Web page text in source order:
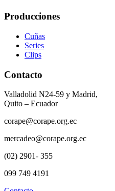
Producciones
Cuñas
Series
Clips
Contacto
Valladolid N24-59 y Madrid,
Quito – Ecuador
corape@corape.org.ec
mercadeo@corape.org.ec
(02) 2901- 355
099 749 4191